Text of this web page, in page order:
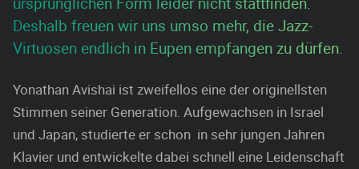
Deshalb freuen wir uns umso mehr, die Jazz-
Virtuosen endlich in Eupen empfangen zu dürfen.
Yonathan Avishai ist zweifellos eine der originellsten
Stimmen seiner Generation. Aufgewachsen in Israel
und Japan, studierte er schon in sehr jungen Jahren
Klavier und entwickelte dabei schnell eine Leidenschaft